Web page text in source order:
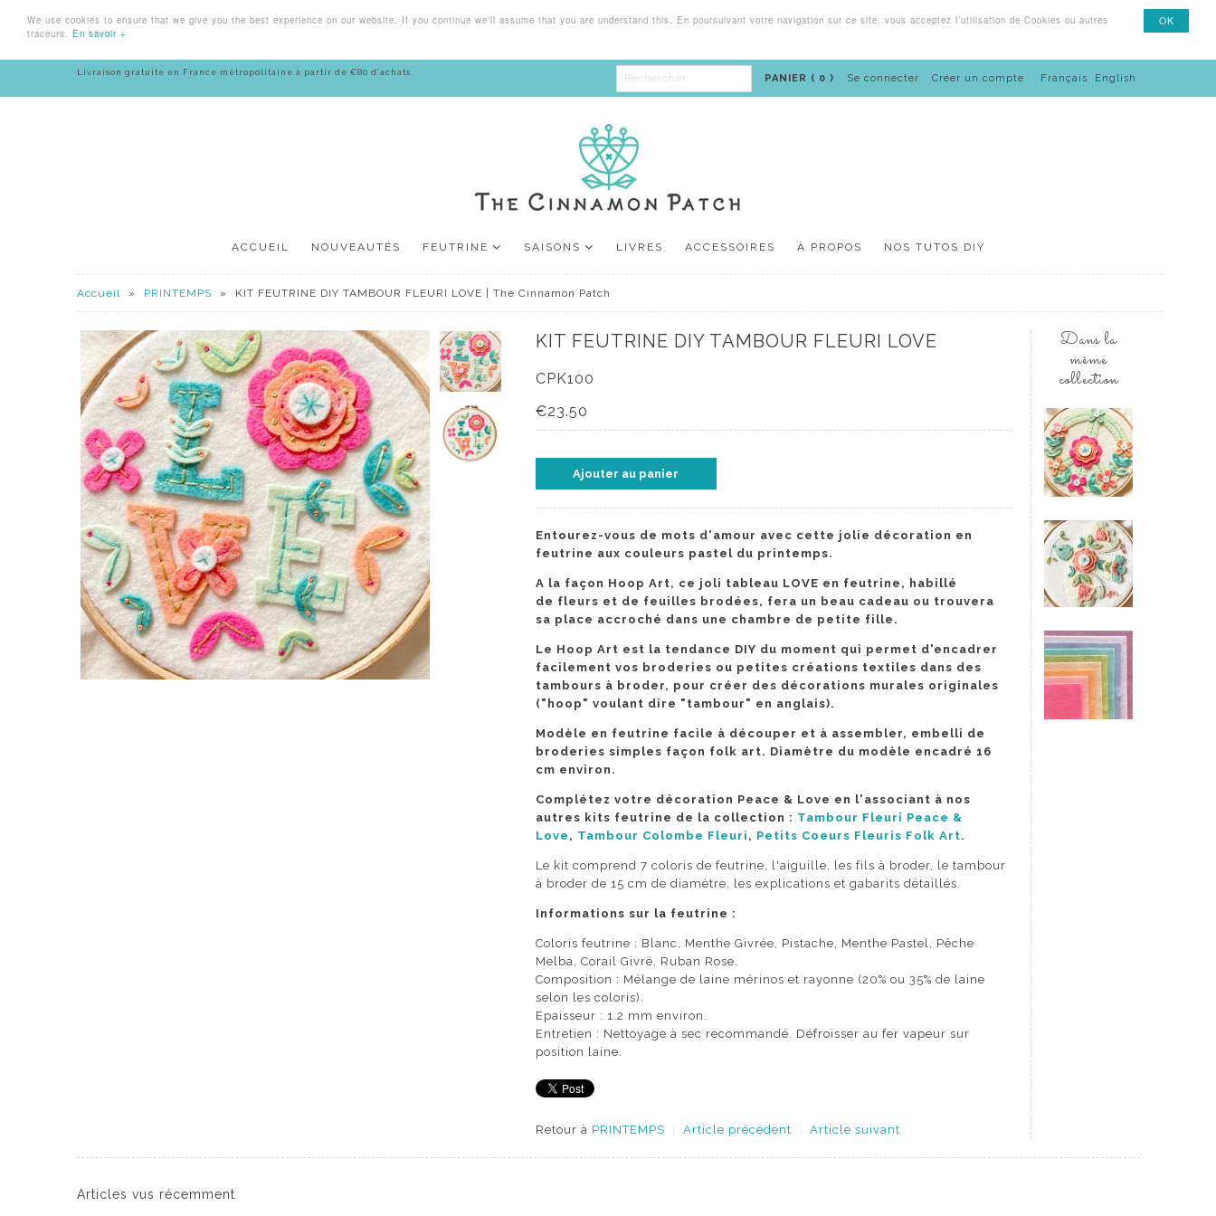
OK
We use cookies to ensure that we give you the best experience on our website. If you continue we'll assume that you are understand this. En poursuivant votre navigation sur ce site, vous acceptez l’utilisation de Cookies ou autres
traceurs. En savoir +
Livraison gratuite en France métropolitaine à partir de €80 d'achats.
PANIER ( 0 ) Se connecter Créer un compte Français English
ACCUEIL NOUVEAUTÉS FEUTRINE SAISONS LIVRES ACCESSOIRES À PROPOS NOS TUTOS DIY
Accueil » PRINTEMPS » KIT FEUTRINE DIY TAMBOUR FLEURI LOVE | The Cinnamon Patch
KIT FEUTRINE DIY TAMBOUR FLEURI LOVE
CPK100
€23.50
Entourez-vous de mots d'amour avec cette jolie décoration en
feutrine aux couleurs pastel du printemps.
A la façon Hoop Art, ce joli tableau LOVE en feutrine, habillé
de fleurs et de feuilles brodées, fera un beau cadeau ou trouvera
sa place accroché dans une chambre de petite fille.
Le Hoop Art est la tendance DIY du moment qui permet d'encadrer
facilement vos broderies ou petites créations textiles dans des
tambours à broder, pour créer des décorations murales originales
("hoop" voulant dire "tambour" en anglais).
Modèle en feutrine facile à découper et à assembler, embelli de
broderies simples façon folk art. Diamètre du modèle encadré 16
cm environ .
Complétez votre décoration Peace & Love en l'associant à nos
autres kits feutrine de la collection : Tambour Fleuri Peace &
Love , Tambour Colombe Fleuri , Petits Coeurs Fleuris Folk Art.
Le kit comprend 7 coloris de feutrine, l'aiguille, les fils à broder, le tambour
à broder de 15 cm de diamètre, les explications et gabarits détaillés.
Informations sur la feutrine :
Coloris feutrine : Blanc, Menthe Givrée, Pistache, Menthe Pastel, Pêche
Melba, Corail Givré, Ruban Rose.
Composition : Mélange de laine mérinos et rayonne (20% ou 35% de laine
selon les coloris).
Epaisseur : 1.2 mm environ.
Entretien : Nettoyage à sec recommandé. Défroisser au fer vapeur sur
position laine.
Retour à PRINTEMPS Article précédent Article suivant
Dans la
même
collection
Articles vus récemment